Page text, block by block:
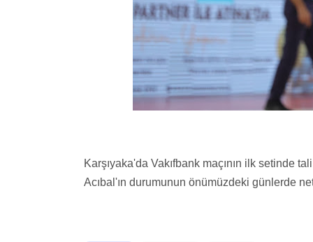
Karşıyaka'da Vakıfbank maçının ilk setinde
Acıbal'ın durumunun önümüzdeki günlerde